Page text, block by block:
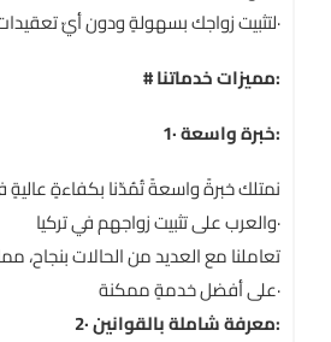
لتثبيت زواجك بسهولةٍ ودون أيّ تعقيدات·
# مميزات خدماتنا:
1· خبرة واسعة:
نمتلك خبرةً واسعةً تُمُدّنا بكفاءةٍ
والعرب على تثبيت زواجهم في تركيا·
تعاملنا مع العديد من الحالات
على أفضل خدمةٍ ممكنة·
2· معرفة شاملة بالقوانين: